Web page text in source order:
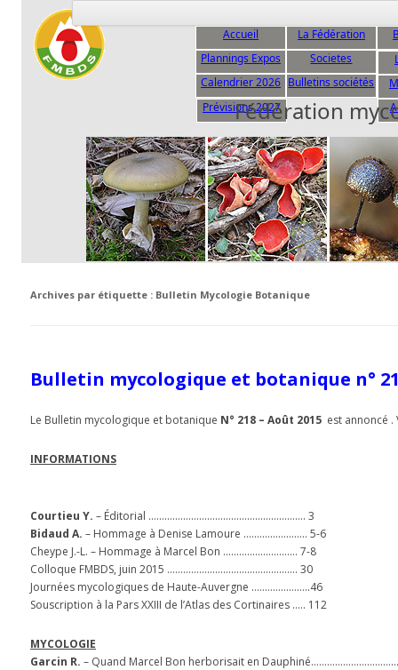
Accueil La Fédération
Plannings Expos Societes
Calendrier 2026
Prévisions 2027
Bulletins sociétés
Fédération
Archives par étiquette : Bulletin Mycologie Botanique
Bulletin mycologique et botanique n°
Le Bulletin mycologique et botanique N° 218 – Août 2015 est annoncé
INFORMATIONS
Courtieu Y. – Éditorial ………………………………………………….. 3
Bidaud A. – Hommage à Denise Lamoure …………………… 5-6
Cheype J.-L. – Hommage à Marcel Bon ………………………. 7-8
Colloque FMBDS, juin 2015 …………………………………………. 30
Journées mycologiques de Haute-Auvergne ………………….46
Souscription à la Pars XXIII de l’Atlas des Cortinaires ….. 112
MYCOLOGIE
Garcin R. – Quand Marcel Bon herborisait en